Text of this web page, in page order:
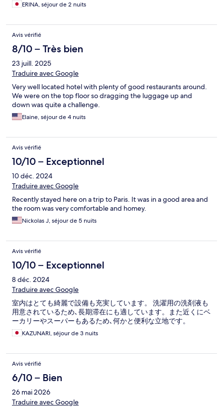
ERINA, séjour de 2 nuits
Avis vérifié
8/10 – Très bien
23 juill. 2025
Traduire avec Google
Very well located hotel with plenty of good restaurants around.
We were on the top floor so dragging the luggage up and
down was quite a challenge.
Elaine, séjour de 4 nuits
Avis vérifié
10/10 – Exceptionnel
10 déc. 2024
Traduire avec Google
Recently stayed here on a trip to Paris. It was in a good area and
the room was very comfortable and homey.
Nickolas J, séjour de 5 nuits
Avis vérifié
10/10 – Exceptionnel
8 déc. 2024
Traduire avec Google
室内はとても綺麗で設備も充実しています。 洗濯用の洗剤液も
用意されているため､長期滞在にも適しています。また近くにベ
ーカリーやスーパーもあるため､何かと便利な立地です。
KAZUNARI, séjour de 3 nuits
Avis vérifié
6/10 – Bien
26 mai 2026
Traduire avec Google